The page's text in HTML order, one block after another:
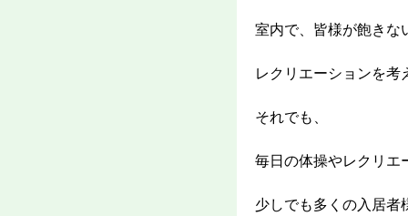
室内で、皆様が飽きな
レクリエーションを考
それでも、
毎日の体操やレクリエ
少しでも多くの入居者